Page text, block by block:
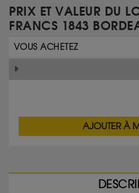
PRIX ET VALEUR DU
FRANCS 1843
VOUS ACHETEZ
AJOUTER À